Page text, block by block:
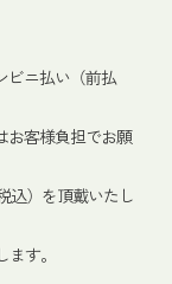
ビニ払い（前払
お客様負担でお願
込）を頂戴いたし
す。